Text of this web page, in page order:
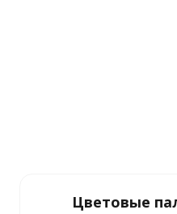
Цветовые